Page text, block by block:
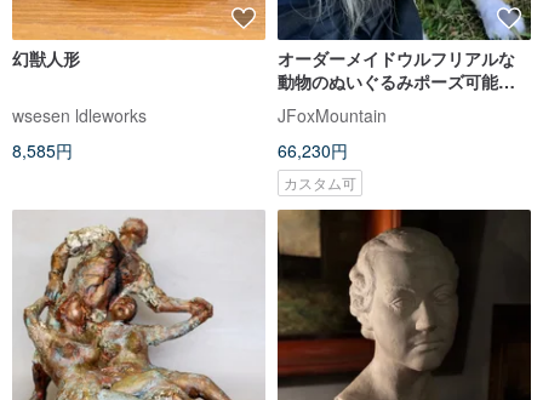
幻獣人形
wsesen ldleworks
8,585円
オーダーメイドウルフリアルな
動物のぬいぐるみポーズ可能な
アートドール
JFoxMountain
66,230円
カスタム可